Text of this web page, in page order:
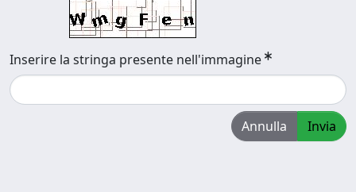
Inserire la stringa presente nell'immagine
Annulla Invia